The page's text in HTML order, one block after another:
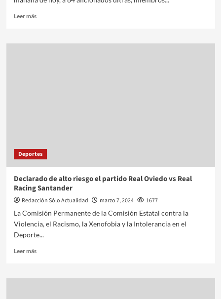
Leer más
Deportes
Declarado de alto riesgo el partido Real Oviedo vs Real
Racing Santander
Redacción Sólo Actualidad marzo 7, 2024
1677
La Comisión Permanente de la Comisión Estatal contra la
Violencia, el Racismo, la Xenofobia y la Intolerancia en el
Deporte...
Leer más